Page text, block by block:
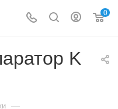
0
K
—